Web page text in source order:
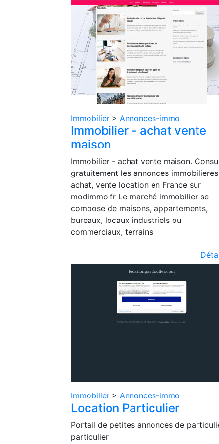
Immobilier > Annonces-immo
Immobilier - achat vente
maison
Immobilier - achat vente maison.
gratuitement les annonces
achat, vente location en France sur
modimmo.fr Le marché immobilier se
compose de maisons, appartements,
bureaux, locaux industriels ou
commerciaux, terrains
Immobilier > Annonces-immo
Location Particulier
Portail de petites annonces de
particulier